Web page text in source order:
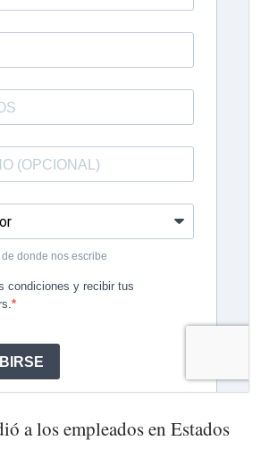
a los empleados en Estados